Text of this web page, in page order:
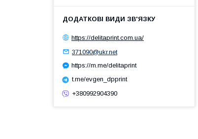
https://delitaprint.com.ua/
371090@ukr.net
https://m.me/delitaprint
t.me/evgen_dpprint
+380992904390